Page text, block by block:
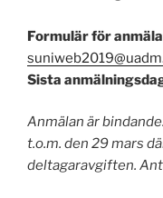
Formulär för
Sista
Anmälan är
t.o.m. den 29 mars
deltagaravgiften.